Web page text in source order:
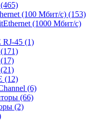
(465)
(100 Мбит/с) (153)
(1000 Мбит/с)
RJ-45 (1)
(171)
(17)
(21)
(12)
(6)
(66)
(2)